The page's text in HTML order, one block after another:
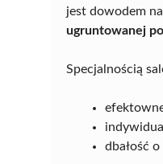
jest dowodem na
ugruntowanej
Specjalnością
dbałość